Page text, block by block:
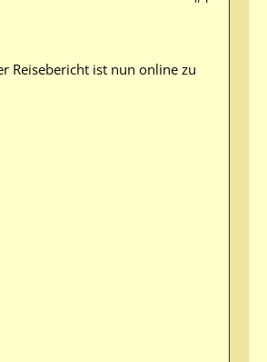
Reisebericht ist nun online zu